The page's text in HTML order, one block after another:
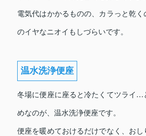
電気代はかかるものの、カラっと乾
のイヤなニオイもしづらいです。
温水洗浄便座
冬場に便座に座ると冷たくてツライ…
めなのが、温水洗浄便座です。
便座を暖めておけるだけでなく、おし